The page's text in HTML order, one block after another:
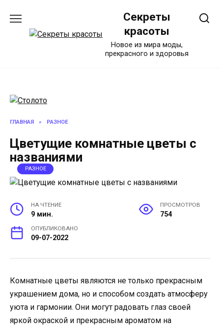
содержанию
Секреты
красоты
Новое из мира моды,
прекрасного и здоровья
ГЛАВНАЯ » РАЗНОЕ
Цветущие комнатные цветы с
названиями
РАЗНОЕ
НА ЧТЕНИЕ
9 мин.
ПРОСМОТРОВ
754
ОПУБЛИКОВАНО
09-07-2022
Комнатные цветы являются не только прекрасным
украшением дома, но и способом создать атмосферу
уюта и гармонии. Они могут радовать глаз своей
яркой окраской и прекрасным ароматом на